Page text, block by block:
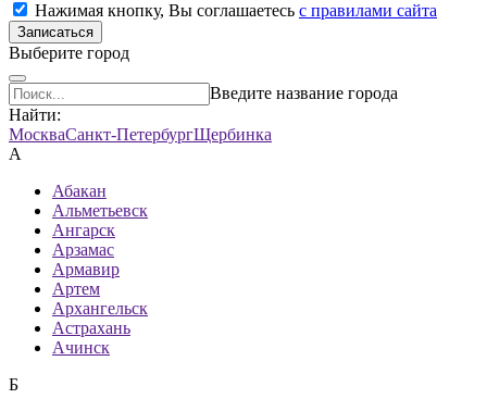
Нажимая кнопку, Вы соглашаетесь c правилами сайта
Записаться
Выберите город
Введите название города
Найти:
МоскваСанкт-ПетербургЩербинка
А
Абакан
Альметьевск
Ангарск
Арзамас
Армавир
Артем
Архангельск
Астрахань
Ачинск
Б